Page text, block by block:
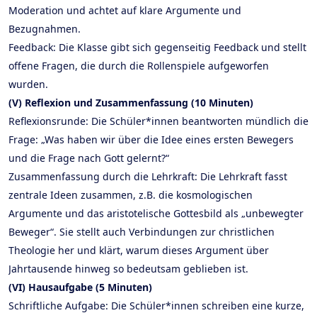
Moderation und achtet auf klare Argumente und
Bezugnahmen.
Feedback: Die Klasse gibt sich gegenseitig Feedback und stellt
offene Fragen, die durch die Rollenspiele aufgeworfen
wurden.
(V) Reflexion und Zusammenfassung (10 Minuten)
Reflexionsrunde: Die Schüler*innen beantworten mündlich die
Frage: „Was haben wir über die Idee eines ersten Bewegers
und die Frage nach Gott gelernt?“
Zusammenfassung durch die Lehrkraft: Die Lehrkraft fasst
zentrale Ideen zusammen, z.B. die kosmologischen
Argumente und das aristotelische Gottesbild als „unbewegter
Beweger“. Sie stellt auch Verbindungen zur christlichen
Theologie her und klärt, warum dieses Argument über
Jahrtausende hinweg so bedeutsam geblieben ist.
(VI) Hausaufgabe (5 Minuten)
Schriftliche Aufgabe: Die Schüler*innen schreiben eine kurze,